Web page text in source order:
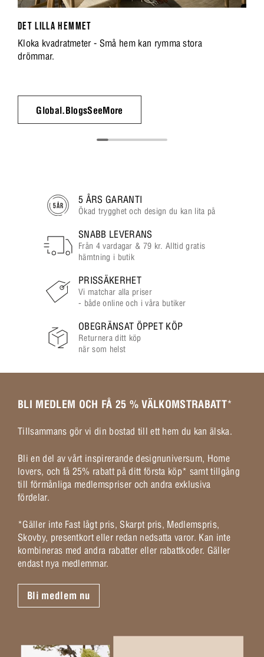
DET LILLA HEMMET
Kloka kvadratmeter - Små hem kan rymma stora
drömmar.
Global.BlogsSeeMore
5 ÅRS GARANTI
Ökad trygghet och design du kan lita på
SNABB LEVERANS
Från 4 vardagar & 79 kr. Alltid gratis
hämtning i butik
PRISSÄKERHET
Vi matchar alla priser
- både online och i våra butiker
OBEGRÄNSAT ÖPPET KÖP
Returnera ditt köp
när som helst
BLI MEDLEM OCH FÅ 25 % VÄLKOMSTRABATT*
Tillsammans gör vi din bostad till ett hem du kan älska.
Bli en del av vårt inspirerande designuniversum, Home
lovers, och få 25% rabatt på ditt första köp* samt tillgång
till förmånliga medlemspriser och andra exklusiva
fördelar.
*Gäller inte Fast lågt pris, Skarpt pris, Medlemspris,
Skovby, presentkort eller redan nedsatta varor. Kan inte
kombineras med andra rabatter eller rabattkoder. Gäller
endast nya medlemmar.
Bli medlem nu